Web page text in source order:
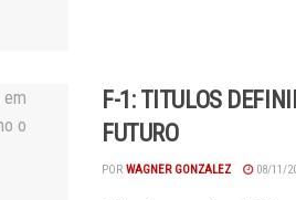
F-1: TITULOS
FUTURO
POR WAGNER GONZALEZ 08/11/